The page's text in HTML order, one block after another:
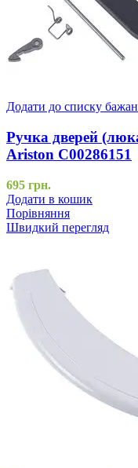
Додати до списку
Ручка дверей
Ariston C00286151
695 грн.
Додати в кошик
Порівняння
Швидкий перегляд